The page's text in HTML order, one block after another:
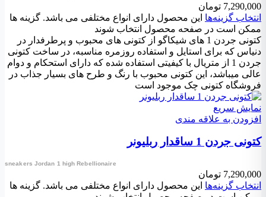
7,290,000 تومان
انتخاب گزینه‌ها این محصول دارای انواع مختلفی می باشد. گزینه ها
ممکن است در صفحه محصول انتخاب شوند
کتونی جردن 1 های شیکاگو از کتونی های محبوب و پرطرفدار در
دنیاس که برای استایل و استفاده روزمره مناسبه، در ساخت کتونی
جردن 1 از متریال با کیفیتی استفاده شده که دارای استحکام و دوام
عالی میباشد، این کتونی محبوب با رنگ و طرح های بسیار جذاب در
فروشگاه کتونی چک موجود است
نمایش سریع
افزودن به علاقه مندی
کتونی جردن 1 ساقدار ربلیونر
sneakers Jordan 1 high Rebellionaire
7,290,000 تومان
انتخاب گزینه‌ها این محصول دارای انواع مختلفی می باشد. گزینه ها